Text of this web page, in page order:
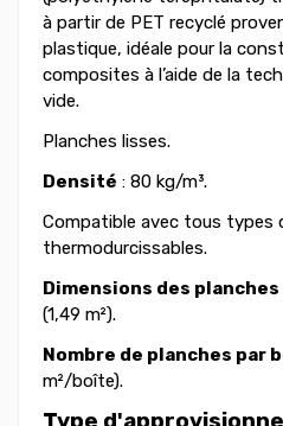
à partir de PET recyclé
plastique, idéale pour la
composites à l’aide de la
vide.
Planches lisses.
Densité : 80 kg/m³.
Compatible avec tous types
thermodurcissables.
Dimensions des planches
(1,49 m²).
Nombre de planches par
m²/boîte).
Type